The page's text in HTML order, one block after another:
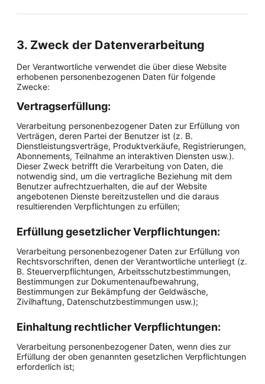
3. Zweck der Datenverarbeitung
Der Verantwortliche verwendet die über diese Website
erhobenen personenbezogenen Daten für folgende
Zwecke:
Vertragserfüllung:
Verarbeitung personenbezogener Daten zur Erfüllung von
Verträgen, deren Partei der Benutzer ist (z. B.
Dienstleistungsverträge, Produktverkäufe, Registrierungen,
Abonnements, Teilnahme an interaktiven Diensten usw.).
Dieser Zweck betrifft die Verarbeitung von Daten, die
notwendig sind, um die vertragliche Beziehung mit dem
Benutzer aufrechtzuerhalten, die auf der Website
angebotenen Dienste bereitzustellen und die daraus
resultierenden Verpflichtungen zu erfüllen;
Erfüllung gesetzlicher Verpflichtungen:
Verarbeitung personenbezogener Daten zur Erfüllung von
Rechtsvorschriften, denen der Verantwortliche unterliegt (z.
B. Steuerverpflichtungen, Arbeitsschutzbestimmungen,
Bestimmungen zur Dokumentenaufbewahrung,
Bestimmungen zur Bekämpfung der Geldwäsche,
Zivilhaftung, Datenschutzbestimmungen usw.);
Einhaltung rechtlicher Verpflichtungen:
Verarbeitung personenbezogener Daten, wenn dies zur
Erfüllung der oben genannten gesetzlichen Verpflichtungen
erforderlich ist;